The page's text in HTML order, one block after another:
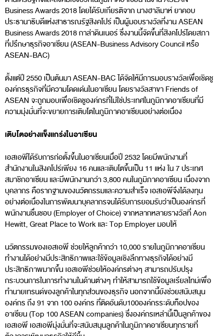
Business Awards 2018 โดยได้รับเกียรติจาก นางฮาลิมาห์ ยาคอบ
ประธานาธิบดีแห่งสาธารณรัฐสิงคโปร์ เป็นผู้มอบรางวัลที่งาน ASEAN
Business Awards 2018 กาล่าดินเนอร์ ซึ่งงานนี้จัดขึ้นที่สิงคโปร์โดยสภา
ที่ปรึกษาธุรกิจอาเซียน (ASEAN-Business Advisory Council หรือ
ASEAN-BAC)
ตั้งแต่ปี 2550 เป็นต้นมา ASEAN-BAC ได้จัดให้มีการมอบรางวัลเพื่อเชิดชู
องค์กรธุรกิจที่มีความโดดเด่นในอาเซียน โดยรางวัลสาขา Friends of
ASEAN จะถูกมอบเพื่อเชิดชูองค์กรที่ไม่ใช่ประเทศในภูมิภาคอาเซียนที่มี
ความมุ่งมั่นที่จะขยายการเติบโตในภูมิภาคอาเซียนอย่างต่อเนื่อง
เติบโตอย่างแข็งแกร่งในอาเซียน
เอสเอพีได้รับการก่อตั้งขึ้นในอาเซียนเมื่อปี 2532 โดยมีพนักงานที่
สำนักงานในสิงคโปร์เพียง 16 คนและเติบโตขึ้นเป็น 11 แห่ง ใน 7 ประเทศ
สมาชิกอาเซียน และมีพนักงานกว่า 3,800 คนในภูมิภาคอาเซียน เนื่องจาก
บุคลากร คือรากฐานของนวัตกรรมและความสำเร็จ เอสเอพีจึงได้ลงทุน
อย่างต่อเนื่องในการพัฒนาบุคลากรจนได้รับการยอมรับว่าเป็นองค์กรที่
พนักงานชื่นชอบ (Employer of Choice) จากหลากหลายรางวัลที่ Aon
Hewitt, Great Place to Work และ Top Employer มอบให้
นวัตกรรมของเอสเอพี ช่วยให้ลูกค้ากว่า 10,000 รายในภูมิภาคอาเซียน
ทำงานได้อย่างมีประสิทธิภาพและใช้ข้อมูลเชิงลึกทางธุรกิจได้อย่างมี
ประสิทธิภาพมากขึ้น เอสเอพีช่วยให้องค์กรต่างๆ สามารถปรับปรุง
กระบวนการในการทำงานในด้านต่างๆ ทำให้สามารถใช้ข้อมูลเรียลไทม์เพื่อ
ทำนายเทรนด์ของลูกค้าในทุกส่วนของธุรกิจ นอกจากนี้ยังช่วยสนับสนุน
องค์กร ถึง 91 จาก 100 องค์กร ที่ติดอันดับ100องค์กรระดับท็อปของ
อาเซียน (Top 100 ASEAN companies) ซึ่งองค์กรเหล่านี้เป็นลูกค้าของ
เอสเอพี เอสเอพีมุ่งมั่นที่จะสนับสนุนลูกค้าในภูมิภาคอาเซียนทุกรายที่